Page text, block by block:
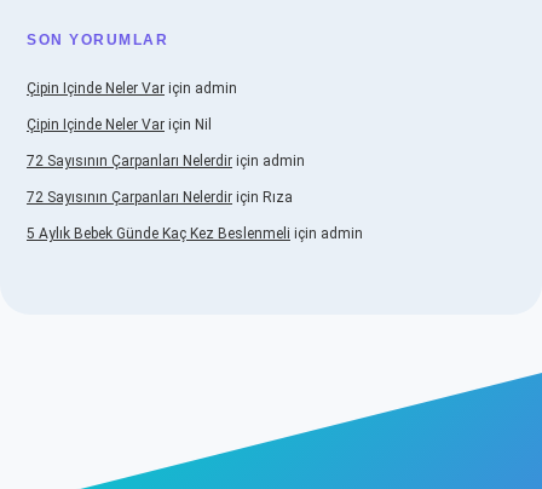
SON YORUMLAR
Çipin Içinde Neler Var için admin
Çipin Içinde Neler Var için Nil
72 Sayısının Çarpanları Nelerdir için admin
72 Sayısının Çarpanları Nelerdir için Rıza
5 Aylık Bebek Günde Kaç Kez Beslenmeli için admin